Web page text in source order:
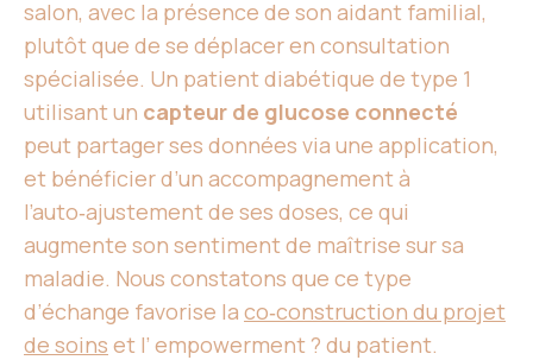
salon, avec la présence de son aidant familial,
plutôt que de se déplacer en consultation
spécialisée. Un patient diabétique de type 1
utilisant un capteur de glucose connecté
peut partager ses données via une application,
et bénéficier d’un accompagnement à
l’auto‑ajustement de ses doses, ce qui
augmente son sentiment de maîtrise sur sa
maladie. Nous constatons que ce type
d’échange favorise la co‑construction du projet
de soins et l’ empowerment ? du patient.